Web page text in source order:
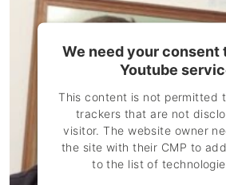
Guarda il video adesso!
Il cooperante di Comundo, Jérôme
della situazione del coronavirus a El
We need your consent
Youtube
This content is not permitted
trackers that are not
visitor. The website owner
the site with their CMP to
to the list of